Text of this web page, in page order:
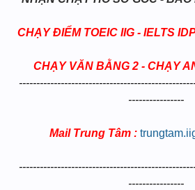
CHẠY ĐIỂM TOEIC IIG - IELTS
CHẠY VĂN BẰNG 2 - CHẠY
----------------
Mail Trung Tâm :
----------------